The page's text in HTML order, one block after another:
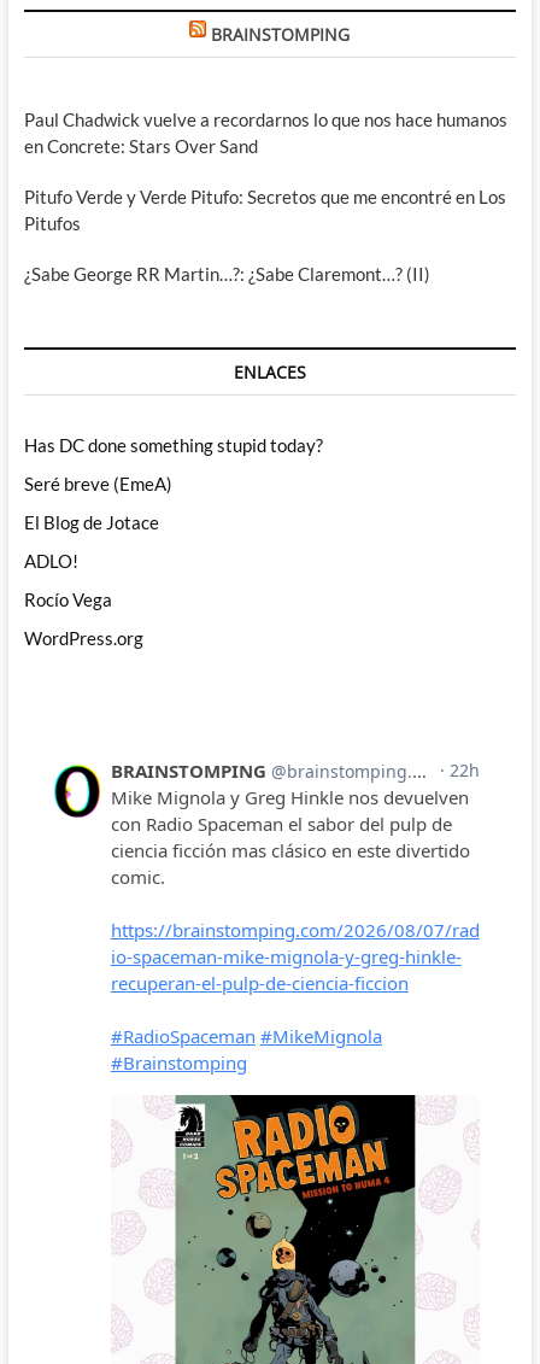
BRAINSTOMPING
Paul Chadwick vuelve a recordarnos lo que nos hace humanos
en Concrete: Stars Over Sand
Pitufo Verde y Verde Pitufo: Secretos que me encontré en Los
Pitufos
¿Sabe George RR Martin…?: ¿Sabe Claremont…? (II)
ENLACES
Has DC done something stupid today?
Seré breve (EmeA)
El Blog de Jotace
ADLO!
Rocío Vega
WordPress.org